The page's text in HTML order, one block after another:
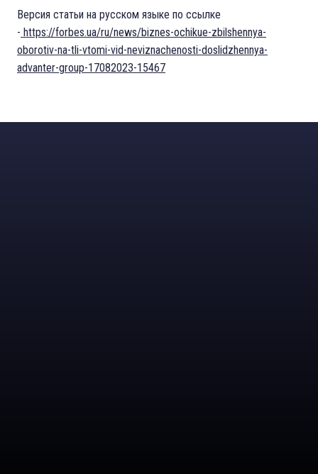
Версия статьи на русском языке по ссылке
- https://forbes.ua/ru/news/biznes-ochikue-zbilshennya-
oborotiv-na-tli-vtomi-vid-neviznachenosti-doslidzhennya-
advanter-group-17082023-15467